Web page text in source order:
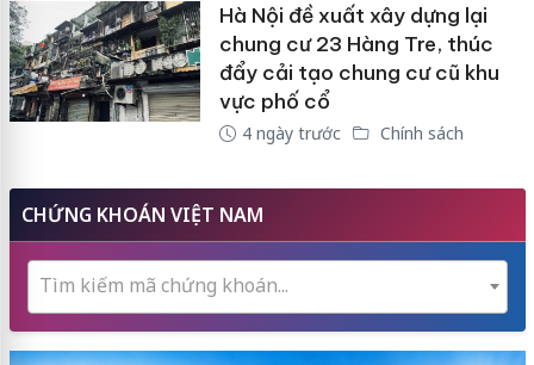
Hà Nội đề xuất xây dựng lại
chung cư 23 Hàng Tre, thúc
đẩy cải tạo chung cư cũ khu
vực phố cổ
4 ngày trước Chính sách
CHỨNG KHOÁN VIỆT NAM
Tìm kiếm mã chứng khoán...